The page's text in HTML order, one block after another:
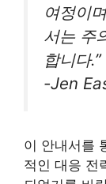
여정이
서는 주
합니다.”
-Jen
이 안내서를
적인 대응 전